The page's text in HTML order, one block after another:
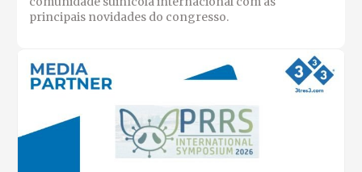
principais novidades do congresso.